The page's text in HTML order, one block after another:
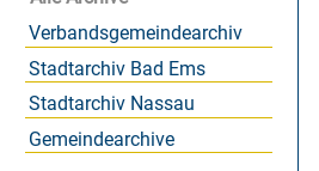
Verbandsgemeindearchiv
Stadtarchiv Bad Ems
Stadtarchiv Nassau
Gemeindearchive